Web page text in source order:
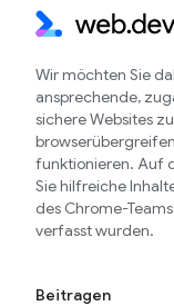
Wir möchten Sie
ansprechende,
sichere Websites
funktionieren. Auf
Sie hilfreiche
des Chrome-
verfasst wurden.
Beitragen